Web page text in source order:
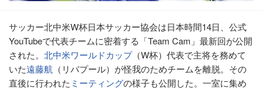
サッカー北中米W杯日本サッカー協会は日本時間14日、公式
YouTubeで代表チームに密着する「Team Cam」最新回が公開
された。 北中米ワールドカップ（W杯）代表で主将を務めて
いた遠藤航 （リバプール）が怪我のためチームを離脱。その
直後に行われた ミーティングの様子も公開した。一室に集め